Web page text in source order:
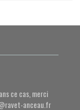
ce cas, merci
anceau.fr